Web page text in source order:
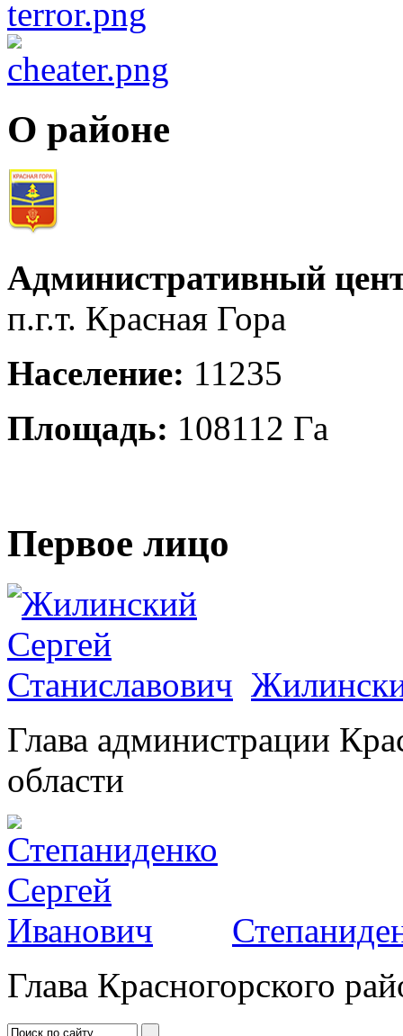
О районе
Административный
п.г.т. Красная Гора
Население: 11235
Площадь: 108112 Га
Первое лицо
Глава администрации
области
Глава Красногорского